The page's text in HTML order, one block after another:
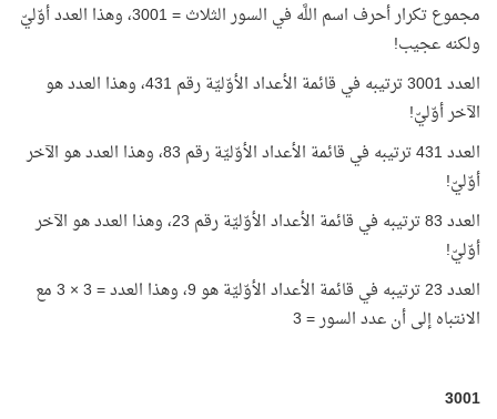
مجموع تكرار أحرف اسم اللَّه في السور الثلاث = 3001، وهذا العدد أوّليّ
ولكنه عجيب!
العدد 3001 ترتيبه في قائمة الأعداد الأوّليّة رقم 431، وهذا العدد هو
الآخر أوّليّ!
العدد 431 ترتيبه في قائمة الأعداد الأوّليّة رقم 83، وهذا العدد هو الآخر
أوّليّ!
العدد 83 ترتيبه في قائمة الأعداد الأوّليّة رقم 23، وهذا العدد هو الآخر
أوّليّ!
العدد 23 ترتيبه في قائمة الأعداد الأوّليّة هو 9، وهذا العدد = 3 × 3 مع
الانتباه إلى أن عدد السور = 3
3001